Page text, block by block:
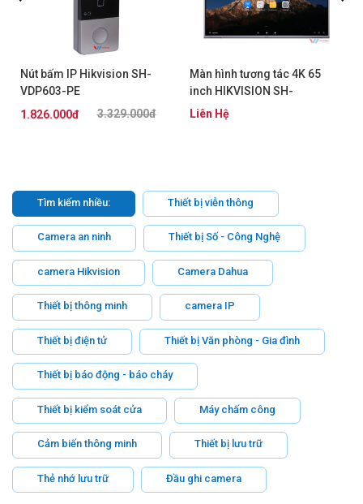
Nút bấm IP Hikvision SH-
VDP603-PE
3.329.000đ
1.826.000đ
Màn hình tương tác 4K 65
inch HIKVISION SH-
D8B65RB/EL
Liên Hệ
Tìm kiếm nhiều: Thiết bị viễn thông
Camera an ninh Thiết bị Số - Công Nghệ
camera Hikvision Camera Dahua
Thiết bị thông minh camera IP
Thiết bị điện tử Thiết bị Văn phòng - Gia đình
Thiết bị báo động - báo cháy
Thiết bị kiểm soát cửa Máy chấm công
Cảm biến thông minh Thiết bị lưu trữ
Thẻ nhớ lưu trữ Đầu ghi camera